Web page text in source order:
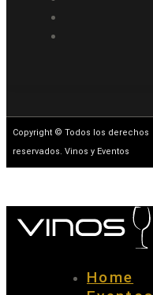
Copyright © Todos los derechos
reservados. Vinos y Eventos
Home